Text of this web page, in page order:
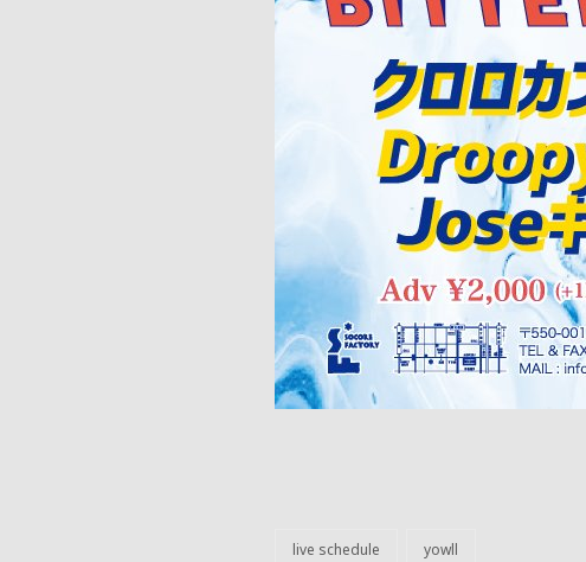
live schedule yowll